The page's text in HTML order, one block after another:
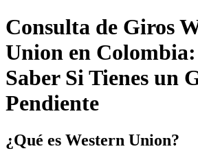
Consulta de Giros
Union en
Saber Si Tienes un
Pendiente
¿Qué es Western Union?